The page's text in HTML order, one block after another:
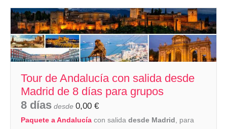
Tour de Andalucía con salida desde
Madrid de 8 días para grupos
8 días desde 0,00 €
Paquete a Andalucía con salida desde Madrid , para